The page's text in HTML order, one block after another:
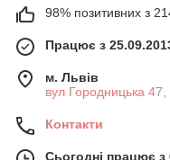
Huawei,
обмін
98% позитивних з
Працює з
м. Львів
вул Городницька 47,
Контакти
Сьогодні працює з